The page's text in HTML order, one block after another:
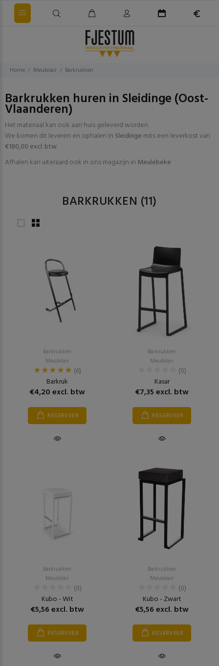
Home Meubilair Barkrukken
Barkrukken huren in Sleidinge (Oost-
Vlaanderen)
Het materiaal kan ook aan huis geleverd worden.
We komen dit leveren en ophalen In Sleidinge mits een leverkost van
€180,00 excl. btw.
Afhalen kan uiteraard ook in ons magazijn in Meulebeke
BARKRUKKEN (11)
Barkrukken
Meubilair
(6)
Barkruk
€4,20 excl. btw
RESERVEER
Barkrukken
Meubilair
(0)
Kasar
€7,35 excl. btw
RESERVEER
Barkrukken
Meubilair
(0)
Kubo - Wit
€5,56 excl. btw
RESERVEER
Barkrukken
Meubilair
(0)
Kubo - Zwart
€5,56 excl. btw
RESERVEER